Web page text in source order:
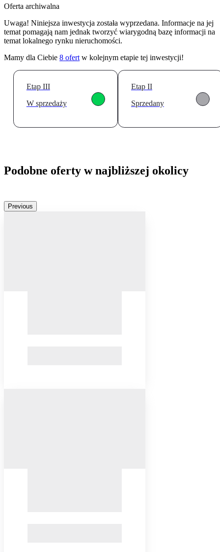
Oferta archiwalna
Uwaga! Niniejsza inwestycja została wyprzedana. Informacje na jej
temat pomagają nam jednak tworzyć wiarygodną bazę informacji na
temat lokalnego rynku nieruchomości.
Mamy dla Ciebie 8 ofert w kolejnym etapie tej inwestycji!
Etap III
W sprzedaży
Etap II
Sprzedany
Podobne oferty w najbliższej okolicy
Previous